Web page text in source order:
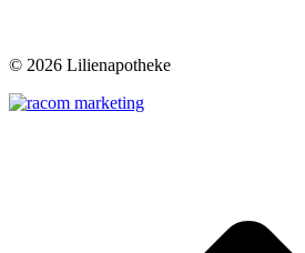
© 2026 Lilienapotheke